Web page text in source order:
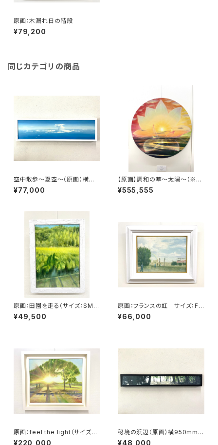
原画：木漏れ日の階段
¥79,200
同じカテゴリの商品
空中散歩～夏空～（原画）横長
サイズ： 横930mm×縦240m
m
¥77,000
【原画】調和の華〜太陽〜（※特
別記念作品の為、価格及び販売
条件調整中）
¥555,555
原画：田園を走る（サイズ：SM
号・額縁外寸：よこ25.8cm×た
て32.7㎝×奥行4.5㎝）
¥49,500
原画：フランスの虹 サイズ：F4
号・(よこ333 × たて242mm ）
¥66,000
原画：feel the light（サイズ：F
8号（額縁含む縦450mm×横5
¥220,000
秘境の浜辺（原画）横950mm×
縦140ｍｍ
¥48,000